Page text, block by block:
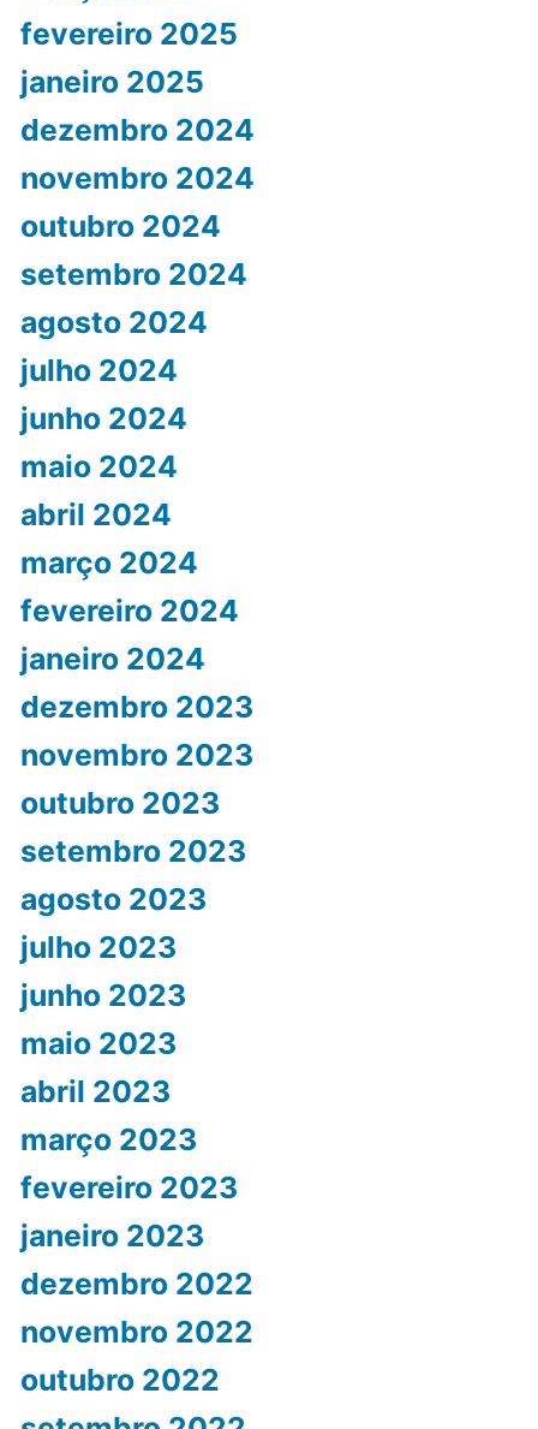
fevereiro 2025
janeiro 2025
dezembro 2024
novembro 2024
outubro 2024
setembro 2024
agosto 2024
julho 2024
junho 2024
maio 2024
abril 2024
março 2024
fevereiro 2024
janeiro 2024
dezembro 2023
novembro 2023
outubro 2023
setembro 2023
agosto 2023
julho 2023
junho 2023
maio 2023
abril 2023
março 2023
fevereiro 2023
janeiro 2023
dezembro 2022
novembro 2022
outubro 2022